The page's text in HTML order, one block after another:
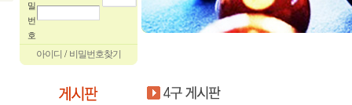
밀
번
호
아이디 / 비밀번호찾기